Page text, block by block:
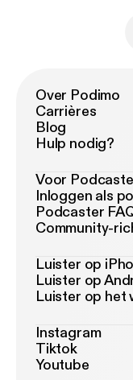
Over Podimo
Carrières
Blog
Hulp nodig?
Voor
Inloggen als
Podcaster
Community-
Luister op
Luister op
Luister op het
Instagram
Tiktok
Youtube